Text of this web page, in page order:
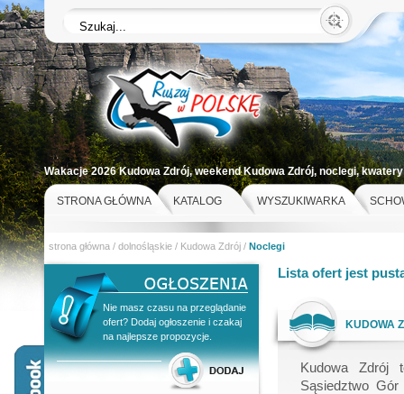
Wakacje 2026 Kudowa Zdrój, weekend Kudowa Zdrój, noclegi, kwatery
st
STRONA GŁÓWNA
KATALOG WYSZUKIWARKA
strona główna / dolnośląskie / Kudowa Zdrój / Noclegi
Nie masz czasu na przeglądanie
ofert? Dodaj ogłoszenie i czakaj
na najlepsze propozycje.
Lista ofert jest
KUDOWA
Kudowa Zdrój
Sąsiedztwo